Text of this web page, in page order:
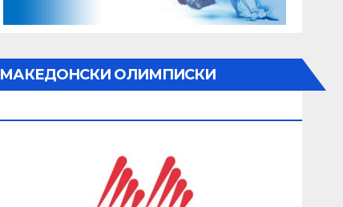
МАКЕДОНСКИ ОЛИМПИСКИ